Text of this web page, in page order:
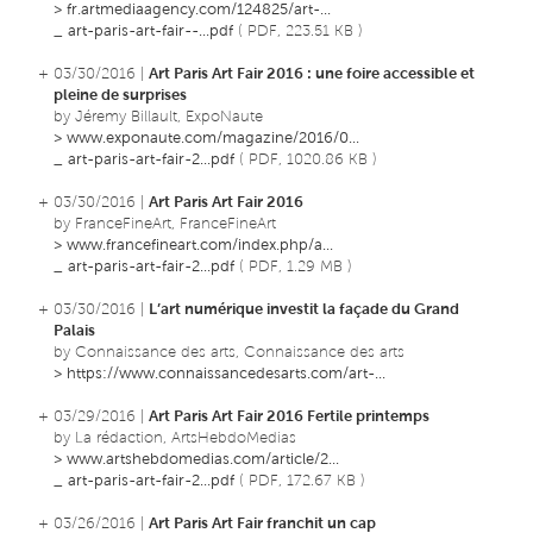
> fr.artmediaagency.com/124825/art-...
art-paris-art-fair--...pdf ( PDF, 223.51 KB )
+ 03/30/2016 | Art Paris Art Fair 2016 : une foire accessible et
pleine de surprises
by Jéremy Billault, ExpoNaute
> www.exponaute.com/magazine/2016/0...
art-paris-art-fair-2...pdf ( PDF, 1020.86 KB )
+ 03/30/2016 | Art Paris Art Fair 2016
by FranceFineArt, FranceFineArt
> www.francefineart.com/index.php/a...
art-paris-art-fair-2...pdf ( PDF, 1.29 MB )
+ 03/30/2016 |
L’art numérique investit la façade du Grand
Palais
by Connaissance des arts, Connaissance des arts
> https://www.connaissancedesarts.com/art-...
+ 03/29/2016 | Art Paris Art Fair 2016 Fertile printemps
by La rédaction, ArtsHebdoMedias
> www.artshebdomedias.com/article/2...
art-paris-art-fair-2...pdf ( PDF, 172.67 KB )
+ 03/26/2016 | Art Paris Art Fair franchit un cap